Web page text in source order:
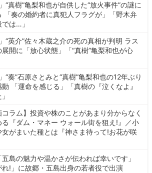
“真樹”亀梨和也が自供した“放火事件”の謎に
「奏の婚約者に真犯人フラグが」「野木弁
は…」
“英介”佐々木蔵之介の死の真相が判明 ラス
展開に「放心状態」「“真樹”亀梨和也が心
“奏”石原さとみと“真樹”亀梨和也の12年ぶり
「運命を感じる」「真樹の『泣くなよ』
コラム】投資や株のことがあまり分からなく
る『ダム・マネー ウォール街を狙え!』／小
女がまいた種とは『神さま待って!お花が咲
五島の魅力や温かさが伝われば幸いです」
れ!」に故郷・五島出身の若者役で出演